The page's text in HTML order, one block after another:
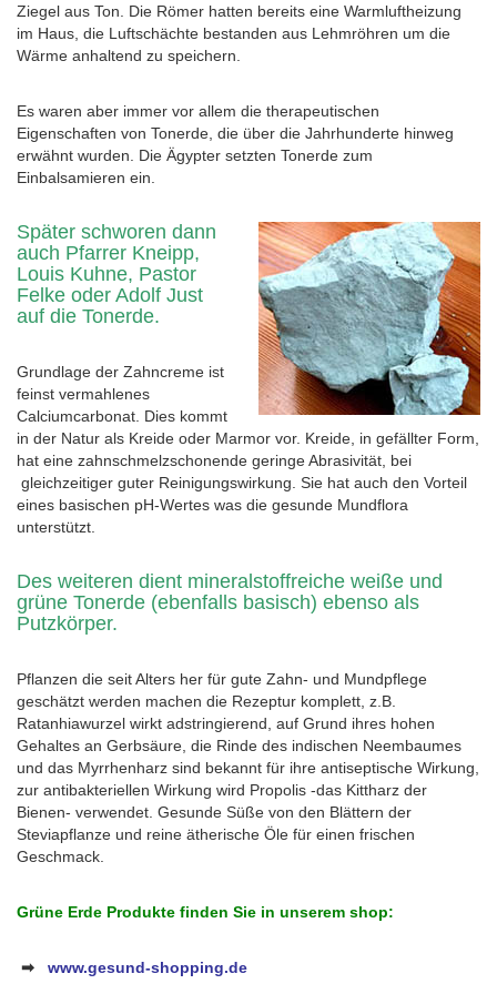
Ziegel aus Ton. Die Römer hatten bereits eine Warmluftheizung
im Haus, die Luftschächte bestanden aus Lehmröhren um die
Wärme anhaltend zu speichern.
Es waren aber immer vor allem die therapeutischen
Eigenschaften von Tonerde, die über die Jahrhunderte hinweg
erwähnt wurden. Die Ägypter setzten Tonerde zum
Einbalsamieren ein.
Später schworen dann
auch Pfarrer Kneipp,
Louis Kuhne, Pastor
Felke oder Adolf Just
auf die Tonerde.
Grundlage der Zahncreme ist
feinst vermahlenes
Calciumcarbonat. Dies kommt
in der Natur als Kreide oder Marmor vor. Kreide, in gefällter Form,
hat eine zahnschmelzschonende geringe Abrasivität, bei
gleichzeitiger guter Reinigungswirkung. Sie hat auch den Vorteil
eines basischen pH-Wertes was die gesunde Mundflora
unterstützt.
Des weiteren dient mineralstoffreiche weiße und
grüne Tonerde (ebenfalls basisch) ebenso als
Putzkörper.
Pflanzen die seit Alters her für gute Zahn- und Mundpflege
geschätzt werden machen die Rezeptur komplett, z.B.
Ratanhiawurzel wirkt adstringierend, auf Grund ihres hohen
Gehaltes an Gerbsäure, die Rinde des indischen Neembaumes
und das Myrrhenharz sind bekannt für ihre antiseptische Wirkung,
zur antibakteriellen Wirkung wird Propolis -das Kittharz der
Bienen- verwendet. Gesunde Süße von den Blättern der
Steviapflanze und reine ätherische Öle für einen frischen
Geschmack.
Grüne Erde Produkte finden Sie in unserem shop:
➡ www.gesund-shopping.de